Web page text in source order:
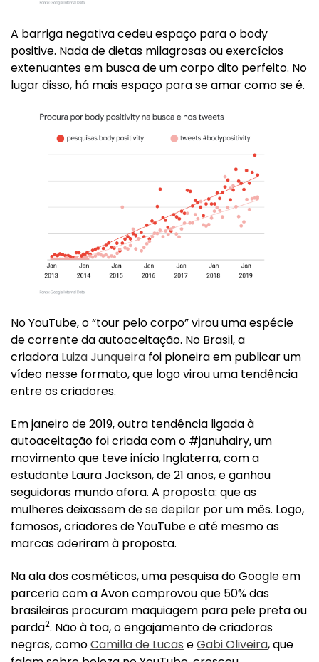
A barriga negativa cedeu espaço para o body
positive. Nada de dietas milagrosas ou exercícios
extenuantes em busca de um corpo dito perfeito. No
lugar disso, há mais espaço para se amar como se é.
No YouTube, o “tour pelo corpo” virou uma espécie
de corrente da autoaceitação. No Brasil, a
criadora Luiza Junqueira foi pioneira em publicar um
vídeo nesse formato, que logo virou uma tendência
entre os criadores.
Em janeiro de 2019, outra tendência ligada à
autoaceitação foi criada com o #januhairy, um
movimento que teve início Inglaterra, com a
estudante Laura Jackson, de 21 anos, e ganhou
seguidoras mundo afora. A proposta: que as
mulheres deixassem de se depilar por um mês. Logo,
famosos, criadores de YouTube e até mesmo as
marcas aderiram à proposta.
Na ala dos cosméticos, uma pesquisa do Google em
parceria com a Avon comprovou que 50% das
brasileiras procuram maquiagem para pele preta ou
parda2. Não à toa, o engajamento de criadoras
negras, comoCamilla de Lucas eGabi Oliveira, que